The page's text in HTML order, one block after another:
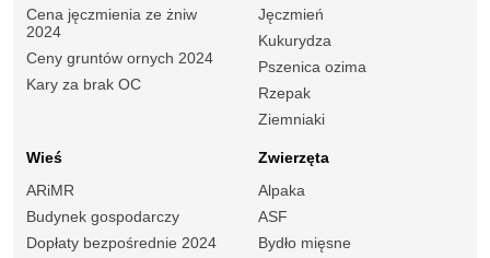
Cena jęczmienia ze żniw
2024
Ceny gruntów ornych 2024
Kary za brak OC
Jęczmień
Kukurydza
Pszenica ozima
Rzepak
Ziemniaki
Wieś
ARiMR
Budynek gospodarczy
Dopłaty bezpośrednie 2024
Zwierzęta
Alpaka
ASF
Bydło mięsne